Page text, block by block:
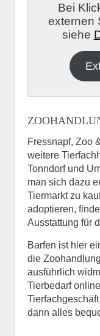
Bei
externen
siehe
Fressnapf, Zoo
weitere
Tonndorf und
man sich dazu
Tiermarkt zu
adoptieren,
Ausstattung für
Barfen ist hier
die
ausführlich
Tierbedarf
dann alles